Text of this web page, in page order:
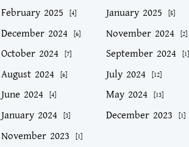
February 2025 [4] January 2025 [5]
December 2024 [6] November 2024 [2]
October 2024 [7] September 2024 [1]
August 2024 [6] July 2024 [12]
June 2024 [4] May 2024 [13]
January 2024 [3] December 2023 [1]
November 2023 [1]